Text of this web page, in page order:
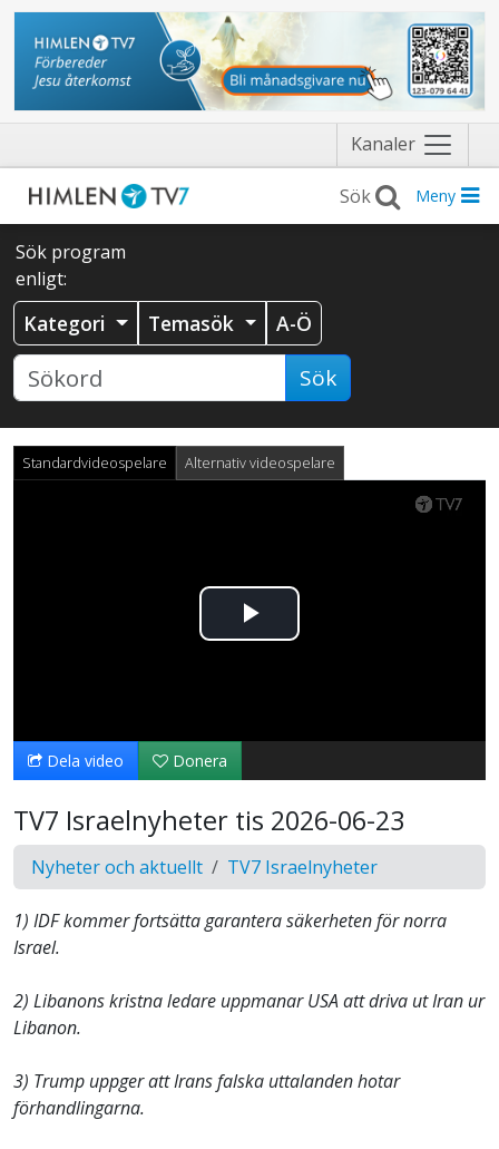
Kanaler Näytä
valikko
Meny
Sök program
enligt:
Kategori Temasök A-Ö
Sök
Standardvideospelare Alternativ videospelare
Spela
video
Dela video Donera
TV7 Israelnyheter tis 2026-06-23
Nyheter och aktuellt TV7 Israelnyheter
1) IDF kommer fortsätta garantera säkerheten för norra
Israel.
2) Libanons kristna ledare uppmanar USA att driva ut Iran ur
Libanon.
3) Trump uppger att Irans falska uttalanden hotar
förhandlingarna.